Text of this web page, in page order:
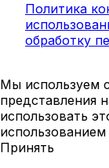
Политика
обработку
Мы используем
представления
использовать
Принять